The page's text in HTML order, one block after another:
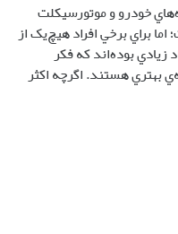
خودرو و موتورسيکلت
بهتر از 2 چرخ است؛ اما براي برخي افراد هيچ‌يک از
زيادي بوده‌اند که فکر
6 يا حتي 8 چرخ گزينه‌ي بهتري هستند. اگرچه اکثر